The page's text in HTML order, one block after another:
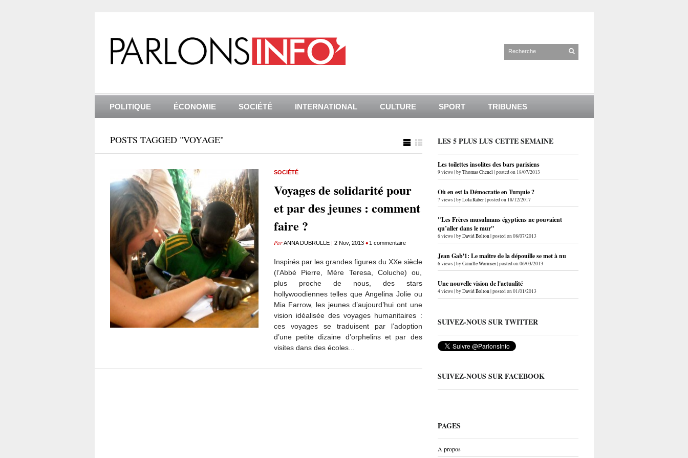
POLITIQUE ÉCONOMIE SOCIÉTÉ INTERNATIONAL CULTURE SPORT TRIBUNES
POSTS TAGGED "VOYAGE"
SOCIÉTÉ
Voyages de solidarité pour
et par des jeunes : comment
faire ?
ParANNA DUBRULLE| 2 Nov, 2013 • 1 commentaire
Inspirés par les grandes figures du XXe siècle
(l’Abbé Pierre, Mère Teresa, Coluche) ou,
plus proche de nous, des stars
hollywoodiennes telles que Angelina Jolie ou
Mia Farrow, les jeunes d’aujourd’hui ont une
vision idéalisée des voyages humanitaires :
ces voyages se traduisent par l’adoption
d’une petite dizaine d’orphelins et par des
visites dans des écoles...
LES 5 PLUS LUS CETTE SEMAINE
Les toilettes insolites des bars parisiens
9 views|byThomas Chenel |posted on 18/07/2013
Où en est la Démocratie en Turquie ?
7 views|byLola Raber|posted on 18/12/2017
"Les Frères musulmans égyptiens ne pouvaient
qu’aller dans le mur"
6 views|byDavid Bolton|posted on 08/07/2013
Jean Gab'1: Le maître de la dépouille se met à nu
6 views|byCamille Wormser|posted on 06/03/2013
Une nouvelle vision de l'actualité
4 views|byDavid Bolton|posted on 01/01/2013
SUIVEZ-NOUS SUR TWITTER
SUIVEZ-NOUS SUR FACEBOOK
PAGES
A propos